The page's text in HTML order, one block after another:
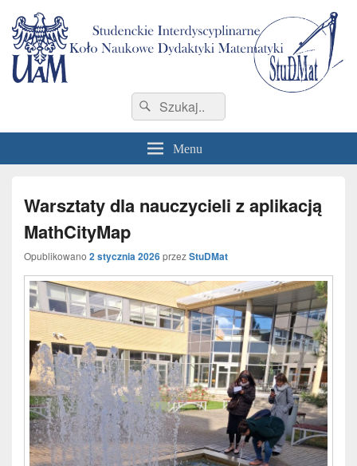
Studenckie Interdyscyplinarne Koło Naukowe Dydaktyki Matematyki Wydziału
Matematyki i Informatyki
Search
for:
Search
Menu
Warsztaty dla nauczycieli z aplikacją
MathCityMap
Opublikowano 2 stycznia 2026przezStuDMat